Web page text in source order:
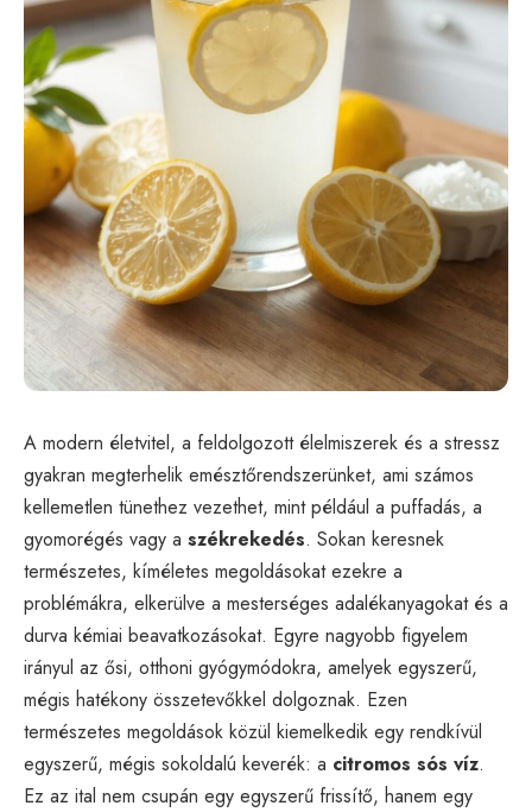
A modern életvitel, a feldolgozott élelmiszerek és a stressz
gyakran megterhelik emésztőrendszerünket, ami számos
kellemetlen tünethez vezethet, mint például a puffadás, a
gyomorégés vagy a székrekedés. Sokan keresnek
természetes, kíméletes megoldásokat ezekre a
problémákra, elkerülve a mesterséges adalékanyagokat és a
durva kémiai beavatkozásokat. Egyre nagyobb figyelem
irányul az ősi, otthoni gyógymódokra, amelyek egyszerű,
mégis hatékony összetevőkkel dolgoznak. Ezen
természetes megoldások közül kiemelkedik egy rendkívül
egyszerű, mégis sokoldalú keverék: a citromos sós víz.
Ez az ital nem csupán egy egyszerű frissítő, hanem egy